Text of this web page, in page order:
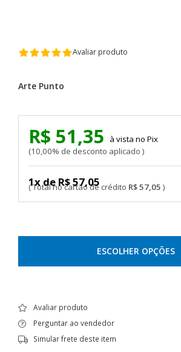
Avaliar produto
Arte Punto
R$ 57,05
1x de R$ 57,05
R$ 51,35
10,00% de desconto aplicado
Pix
ESCOLHER OPÇÕES
Avaliar produto
Perguntar ao vendedor
Simular frete deste item